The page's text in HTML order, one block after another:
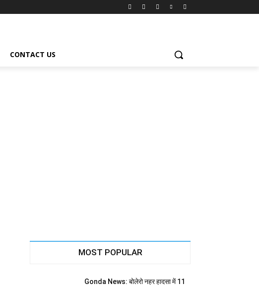
CONTACT US
MOST POPULAR
Gonda News: बोलेरो नहर हादसा में 11